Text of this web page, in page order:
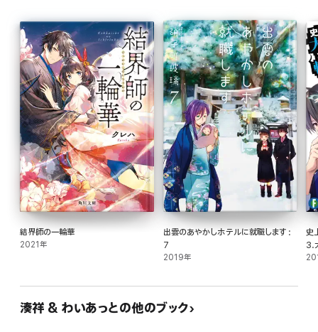
結界師の一輪華
2021年
出雲のあやかしホテルに就職します :
7
2019年
史
3.
湊祥 & わいあっとの他のブック